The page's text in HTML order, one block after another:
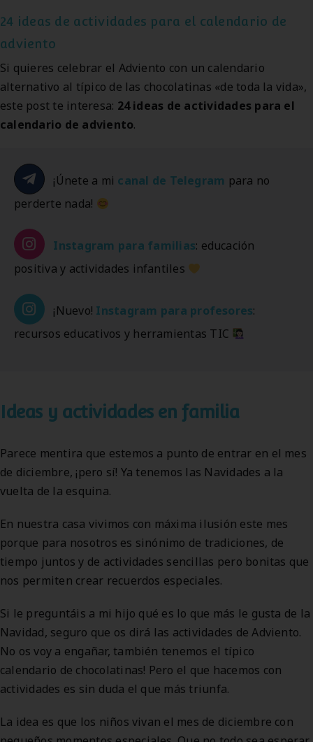
24 ideas de actividades para el calendario de
adviento
Si quieres celebrar el Adviento con un calendario
alternativo al típico de las chocolatinas «de toda la vida»,
este post te interesa: 24 ideas de actividades para el
calendario de adviento.
¡Únete a mi canal de Telegram para no
perderte nada!
Instagram para familias: educación
positiva y actividades infantiles
¡Nuevo! Instagram para profesores:
recursos educativos y herramientas TIC
Ideas y actividades en familia
Parece mentira que estemos a punto de entrar en el mes
de diciembre, ¡pero sí! Ya tenemos las Navidades a la
vuelta de la esquina.
En nuestra casa vivimos con máxima ilusión este mes
porque para nosotros es sinónimo de tradiciones, de
tiempo juntos y de actividades sencillas pero bonitas que
nos permiten crear recuerdos especiales.
Si le preguntáis a mi hijo qué es lo que más le gusta de la
Navidad, seguro que os dirá las actividades de Adviento.
No os voy a engañar, también tenemos el típico
calendario de chocolatinas! Pero el que hacemos con
actividades es sin duda el que más triunfa.
La idea es que los niños vivan el mes de diciembre con